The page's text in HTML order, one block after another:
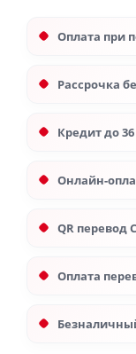
Оплата при
Рассрочка
Кредит до
Онлайн-
QR перевод
Оплата